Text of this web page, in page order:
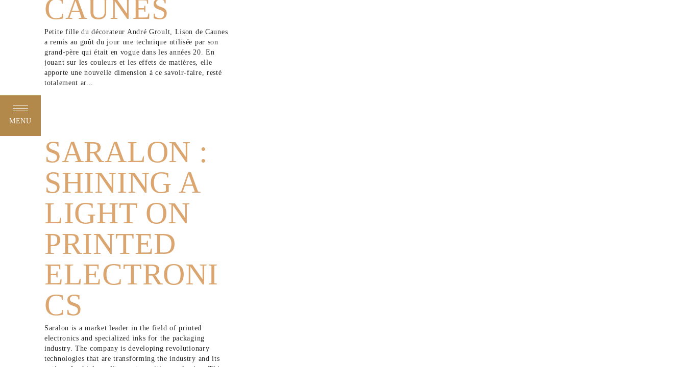
MENU
CAUNES
Petite fille du décorateur André Groult, Lison de Caunes
a remis au goût du jour une technique utilisée par son
grand-père qui était en vogue dans les années 20. En
jouant sur les couleurs et les effets de matières, elle
apporte une nouvelle dimension à ce savoir-faire, resté
totalement ar...
SARALON :
SHINING A
LIGHT ON
PRINTED
ELECTRONI
CS
Saralon is a market leader in the field of printed
electronics and specialized inks for the packaging
industry. The company is developing revolutionary
technologies that are transforming the industry and its